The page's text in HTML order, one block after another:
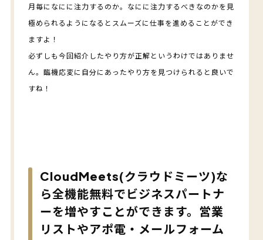
月毎になにに注力するのか。なにに注力するべきなのかを見
極められるようになるとスムーズに仕事を進めることができ
ますよ！
必ずしも今回紹介したやり方が正解というわけではありませ
ん。臨機応変に自分にあったやり方を見つけられると良いで
すね！
CloudMeets(クラウドミーツ)な
ら全機能無料でビジネスパートナ
ーを増やすことができます。営業
リストやアポ電・メールフォーム